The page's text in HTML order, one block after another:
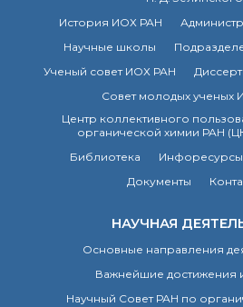
История ИОХ РАН
Научные школы
Ученый совет ИОХ РАН
Совет молодых ученых
Центр коллективного
органической химии РАН
Библиотека
Инфоресурсы
Документы
НАУЧНАЯ
Основные направления
Важнейшие достижения
Научный Совет РАН по